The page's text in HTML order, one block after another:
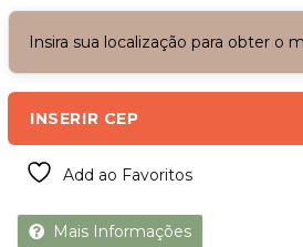
Insira sua localização para obter o
INSERIR CEP
Add ao Favoritos
Mais Informações